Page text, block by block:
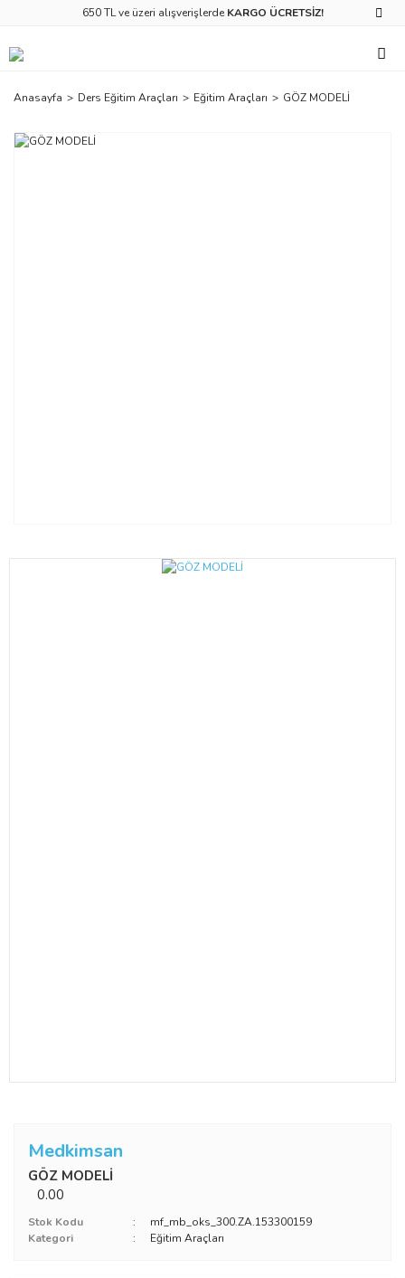
650 TL ve üzeri alışverişlerde KARGO ÜCRETSİZ!
Anasayfa Ders Eğitim Araçları Eğitim Araçları GÖZ MODELİ
Medkimsan
GÖZ MODELİ
0.00
Stok Kodu
mf_mb_oks_300.ZA.153300159
Kategori
Eğitim Araçları